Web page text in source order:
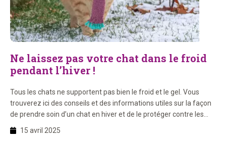
Ne laissez pas votre chat dans le froid
pendant l’hiver !
Tous les chats ne supportent pas bien le froid et le gel. Vous
trouverez ici des conseils et des informations utiles sur la façon
de prendre soin d’un chat en hiver et de le protéger contre les
températures glaciales. Avec 8 conseils pratiques pour bien s’en
occuper ! 1. Quelle température est trop froide pour […]
15 avril 2025